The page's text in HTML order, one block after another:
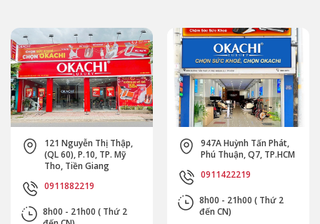
121 Nguyễn Thị Thập,
(QL 60), P.10, TP. Mỹ
Tho, Tiền Giang
0911882219
8h00 - 21h00 ( Thứ 2
947A Huỳnh Tấn Phát,
Phú Thuận, Q7, TP.HCM
0911422219
8h00 - 21h00 ( Thứ 2
đến CN)